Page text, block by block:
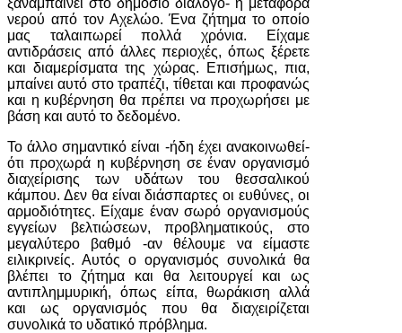
ξαναμπαίνει στο δημόσιο διάλογο- η μεταφορά
νερού από τον Αχελώο. Ένα ζήτημα το οποίο
μας ταλαιπωρεί πολλά χρόνια. Είχαμε
αντιδράσεις από άλλες περιοχές, όπως ξέρετε
και διαμερίσματα της χώρας. Επισήμως, πια,
μπαίνει αυτό στο τραπέζι, τίθεται και προφανώς
και η κυβέρνηση θα πρέπει να προχωρήσει με
βάση και αυτό το δεδομένο.
Το άλλο σημαντικό είναι -ήδη έχει ανακοινωθεί-
ότι προχωρά η κυβέρνηση σε έναν οργανισμό
διαχείρισης των υδάτων του θεσσαλικού
κάμπου. Δεν θα είναι διάσπαρτες οι ευθύνες, οι
αρμοδιότητες. Είχαμε έναν σωρό οργανισμούς
εγγείων βελτιώσεων, προβληματικούς, στο
μεγαλύτερο βαθμό -αν θέλουμε να είμαστε
ειλικρινείς. Αυτός ο οργανισμός συνολικά θα
βλέπει το ζήτημα και θα λειτουργεί και ως
αντιπλημμυρική, όπως είπα, θωράκιση αλλά
και ως οργανισμός που θα διαχειρίζεται
συνολικά το υδατικό πρόβλημα.